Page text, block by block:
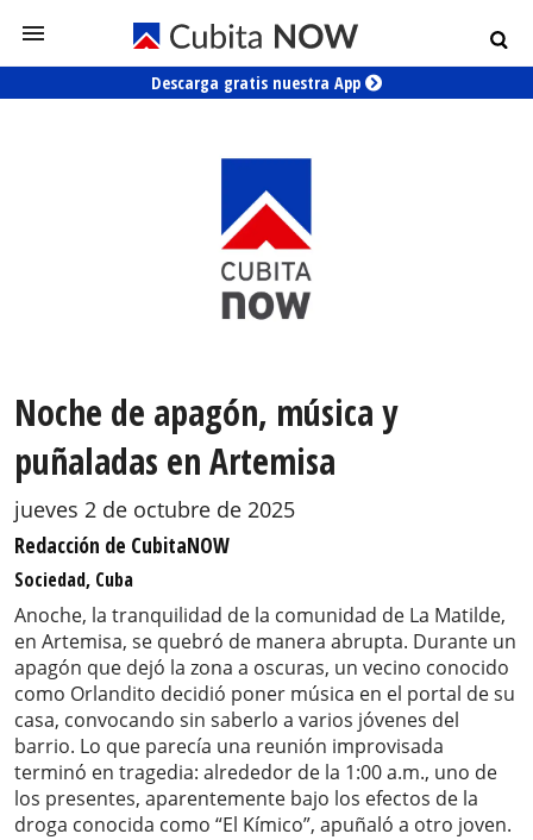
Descarga gratis nuestra App
Noche de apagón, música y
puñaladas en Artemisa
jueves 2 de octubre de 2025
Redacción de CubitaNOW
Sociedad, Cuba
Anoche, la tranquilidad de la comunidad de La Matilde,
en Artemisa, se quebró de manera abrupta. Durante un
apagón que dejó la zona a oscuras, un vecino conocido
como Orlandito decidió poner música en el portal de su
casa, convocando sin saberlo a varios jóvenes del
barrio. Lo que parecía una reunión improvisada
terminó en tragedia: alrededor de la 1:00 a.m., uno de
los presentes, aparentemente bajo los efectos de la
droga conocida como “El Kímico”, apuñaló a otro joven.